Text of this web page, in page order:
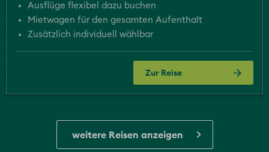
Ausflüge flexibel dazu buchen
Mietwagen für den gesamten Aufenthalt
Zusätzlich individuell wählbar
Zur Reise
weitere Reisen anzeigen